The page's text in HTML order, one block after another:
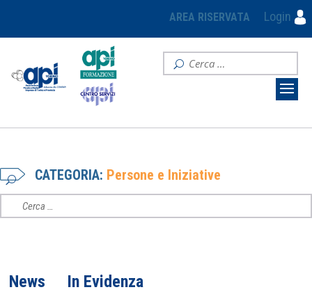
AREA RISERVATA Login
CATEGORIA: Persone e Iniziative
News
In Evidenza